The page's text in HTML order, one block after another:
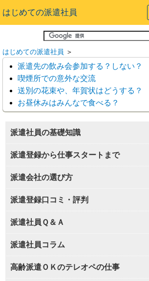
はじめての派遣社員
はじめての派遣社員 ＞
派遣先の飲み会参加する？しない？
喫煙所での意外な交流
送別の花束や、年賀状はどうする？
お昼休みはみんなで食べる？
派遣社員の基礎知識
派遣登録から仕事スタートまで
派遣会社の選び方
派遣登録口コミ・評判
派遣社員Ｑ＆Ａ
派遣社員コラム
高齢派遣ＯＫのテレオペの仕事